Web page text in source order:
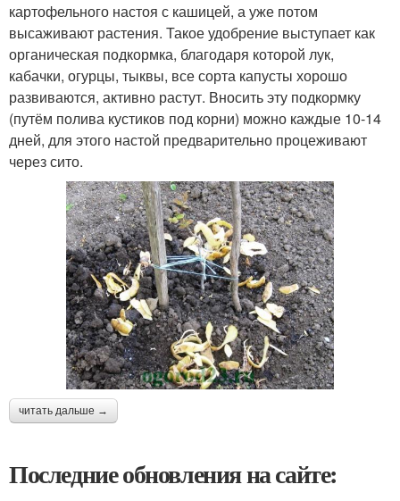
картофельного настоя с кашицей, а уже потом
высаживают растения. Такое удобрение выступает как
органическая подкормка, благодаря которой лук,
кабачки, огурцы, тыквы, все сорта капусты хорошо
развиваются, активно растут. Вносить эту подкормку
(путём полива кустиков под корни) можно каждые 10-14
дней, для этого настой предварительно процеживают
через сито.
читать дальше →
Последние обновления на сайте: